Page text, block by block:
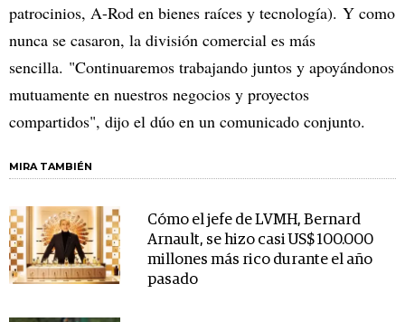
patrocinios, A-Rod en bienes raíces y tecnología). Y como
nunca se casaron, la división comercial es más
sencilla. "Continuaremos trabajando juntos y apoyándonos
mutuamente en nuestros negocios y proyectos
compartidos", dijo el dúo en un comunicado conjunto.
MIRA TAMBIÉN
Cómo el jefe de LVMH, Bernard
Arnault, se hizo casi US$ 100.000
millones más rico durante el año
pasado